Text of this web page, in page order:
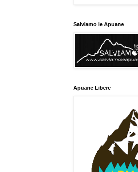
Salviamo le Apuane
Apuane Libere